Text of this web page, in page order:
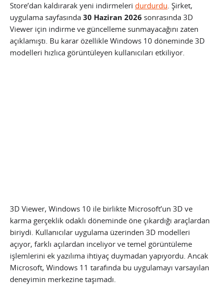
Store’dan kaldırarak yeni indirmeleri durdurdu. Şirket,
uygulama sayfasında 30 Haziran 2026 sonrasında 3D
Viewer için indirme ve güncelleme sunmayacağını zaten
açıklamıştı. Bu karar özellikle Windows 10 döneminde 3D
modelleri hızlıca görüntüleyen kullanıcıları etkiliyor.
3D Viewer, Windows 10 ile birlikte Microsoft’un 3D ve
karma gerçeklik odaklı döneminde öne çıkardığı araçlardan
biriydi. Kullanıcılar uygulama üzerinden 3D modelleri
açıyor, farklı açılardan inceliyor ve temel görüntüleme
işlemlerini ek yazılıma ihtiyaç duymadan yapıyordu. Ancak
Microsoft, Windows 11 tarafında bu uygulamayı varsayılan
deneyimin merkezine taşımadı.